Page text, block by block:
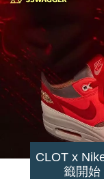
CLOT x
籤開始